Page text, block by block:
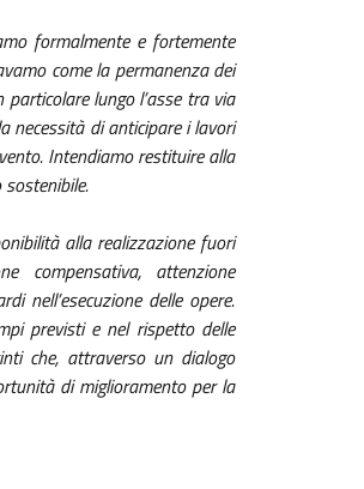
formalmente e fortemente
come la permanenza dei
lungo l’asse tra via
necessità di anticipare i lavori
Intendiamo restituire alla
alla realizzazione fuori
compensativa, attenzione
nell’esecuzione delle opere.
previsti e nel rispetto delle
che, attraverso un dialogo
di miglioramento per la